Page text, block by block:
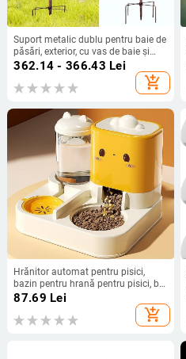
Suport metalic dublu pentru baie de
păsări, exterior, cu vas de baie și
hrănitoare pentru grădină
362.14 - 366.43 Lei
add_shopping_cart
Hrănitor automat pentru pisici,
bazin pentru hrană pentru pisici, bol
cu orez, bol pentru hrană pentru
câini, bol dublu cu apă potabilă,
hrănire pentru pisici, artefacte, apă
87.69 Lei
add_shopping_cart